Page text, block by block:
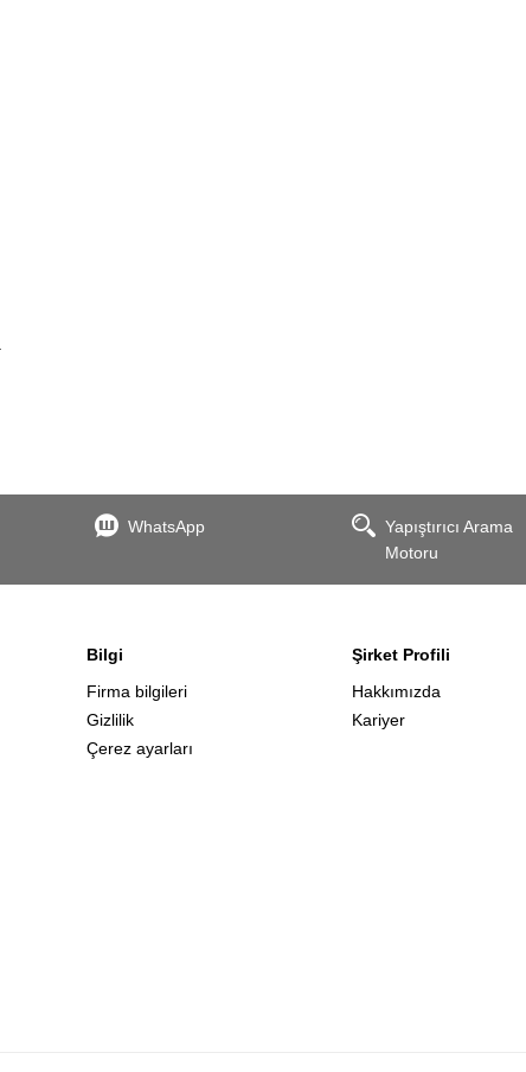
WhatsApp
Yapıştırıcı Arama
Motoru
Bilgi
Firma bilgileri
Gizlilik
Çerez ayarları
Şirket Profili
Hakkımızda
Kariyer